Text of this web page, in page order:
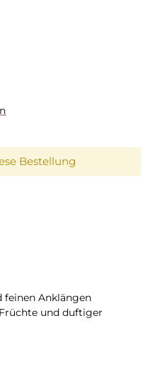
Bestellung
feinen Anklängen
und duftiger